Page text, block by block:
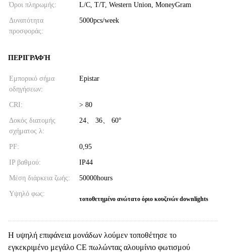
Όροι πληρωμής: L/C, T/T, Western Union, MoneyGram
Δυνατότητα
προσφοράς:
5000pcs/week
ΠΕΡΙΓΡΑΦΉ
Εμπορικό σήμα
οδηγήσεων:
Epistar
CRI: > 80
Δοκός διατομής
σχήματος λ:
24、 36、 60°
PF: 0,95
IP βαθμού: IP44
Μέση διάρκεια ζωής: 50000hours
Υψηλό φως:
τοποθετημένο ανώτατο όριο κουζινών downlights
Η υψηλή επιφάνεια μονάδων λούμεν τοποθέτησε το
εγκεκριμένο μεγάλο CE πωλώντας αλουμίνιο φωτισμού